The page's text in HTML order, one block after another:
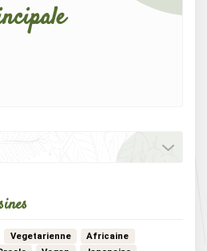
Vegetarienne
Africaine